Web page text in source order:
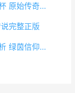
《原始传奇》谭咏麟邀你决战大神杯 原始传奇2020
完整正版
《绿茵信仰》不停服维护内容全分析 绿茵信仰下载